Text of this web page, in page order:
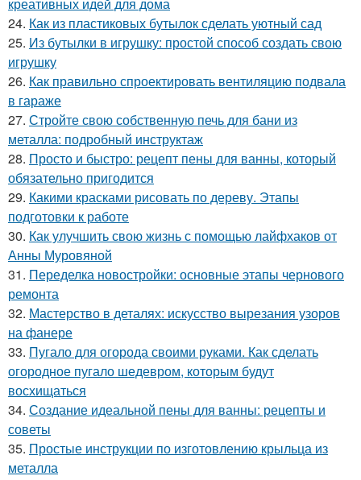
24. Как из пластиковых бутылок сделать уютный сад
25. Из бутылки в игрушку: простой способ создать свою
игрушку
26. Как правильно спроектировать вентиляцию подвала
в гараже
27. Стройте свою собственную печь для бани из
металла: подробный инструктаж
28. Просто и быстро: рецепт пены для ванны, который
обязательно пригодится
29. Какими красками рисовать по дереву. Этапы
подготовки к работе
30. Как улучшить свою жизнь с помощью лайфхаков от
Анны Муровяной
31. Переделка новостройки: основные этапы чернового
ремонта
32. Мастерство в деталях: искусство вырезания узоров
на фанере
33. Пугало для огорода своими руками. Как сделать
огородное пугало шедевром, которым будут
восхищаться
34. Создание идеальной пены для ванны: рецепты и
советы
35. Простые инструкции по изготовлению крыльца из
металла